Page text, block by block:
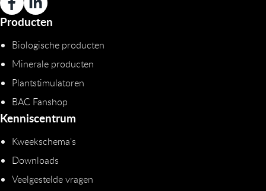
Producten
Biologische producten
Minerale producten
Plantstimulatoren
BAC Fanshop
Kenniscentrum
Kweekschema's
Downloads
Veelgestelde vragen